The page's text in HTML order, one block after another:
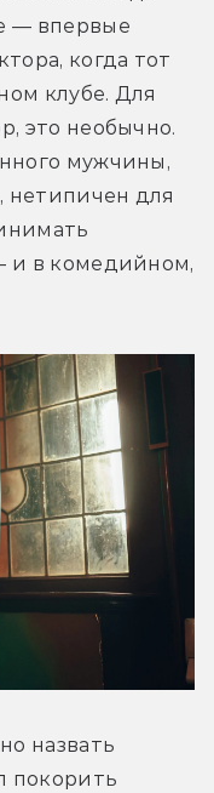
— впервые
когда тот
клубе. Для
это необычно.
мужчины,
нетипичен для
и в комедийном,
назвать
покорить